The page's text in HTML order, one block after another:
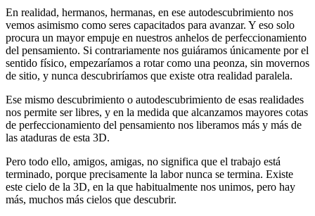
En realidad, hermanos, hermanas, en ese autodescubrimiento nos
vemos asimismo como seres capacitados para avanzar. Y eso solo
procura un mayor empuje en nuestros anhelos de perfeccionamiento
del pensamiento. Si contrariamente nos guiáramos únicamente por el
sentido físico, empezaríamos a rotar como una peonza, sin movernos
de sitio, y nunca descubriríamos que existe otra realidad paralela.
Ese mismo descubrimiento o autodescubrimiento de esas realidades
nos permite ser libres, y en la medida que alcanzamos mayores cotas
de perfeccionamiento del pensamiento nos liberamos más y más de
las ataduras de esta 3D.
Pero todo ello, amigos, amigas, no significa que el trabajo está
terminado, porque precisamente la labor nunca se termina. Existe
este cielo de la 3D, en la que habitualmente nos unimos, pero hay
más, muchos más cielos que descubrir.